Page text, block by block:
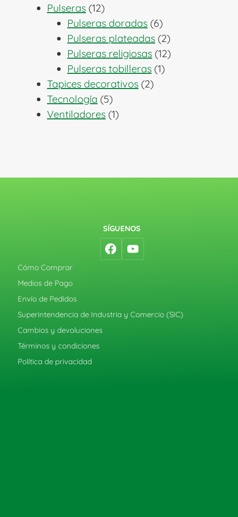
Pulseras 1212
productos
Pulseras doradas 66
productos
Pulseras plateadas 22
productos
Pulseras religiosas 1212
Pulseras tobilleras 11
Tapices decorativos 22
Tecnología 55
productos
Ventiladores 11
SÍGUENOS
Cómo Comprar
Medios de Pago
Envío de Pedidos
Superintendencia de Industria y Comercio (SIC)
Cambios y devoluciones
Términos y condiciones
Política de privacidad